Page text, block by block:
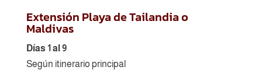
Extensión Playa de Tailandia o
Maldivas
Días 1 al 9
Según itinerario principal